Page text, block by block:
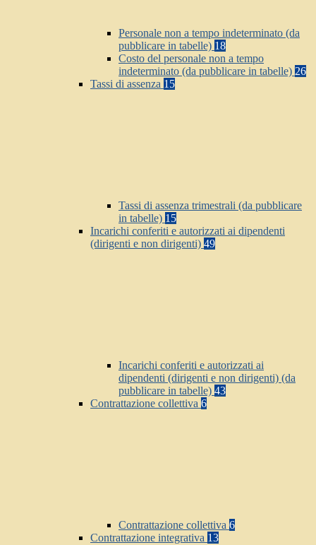
Personale non a tempo indeterminato (da
pubblicare in tabelle) 18
Costo del personale non a tempo
indeterminato (da pubblicare in tabelle) 26
Tassi di assenza 15
Tassi di assenza trimestrali (da pubblicare
in tabelle) 15
Incarichi conferiti e autorizzati ai dipendenti
(dirigenti e non dirigenti) 49
Incarichi conferiti e autorizzati ai
dipendenti (dirigenti e non dirigenti) (da
pubblicare in tabelle) 43
Contrattazione collettiva 6
Contrattazione collettiva 6
Contrattazione integrativa 13